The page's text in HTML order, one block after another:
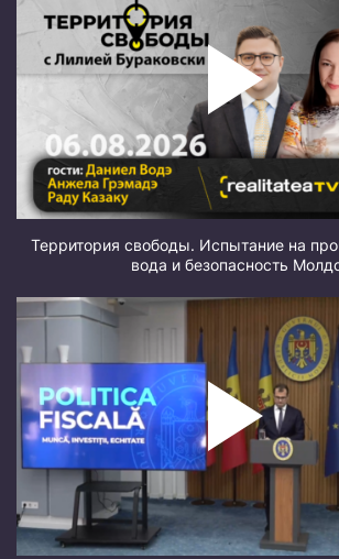
Территория свободы. Испытание на
вода и безопасность